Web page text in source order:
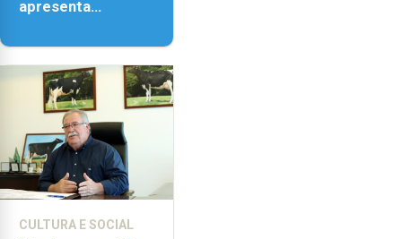
apresenta
Paisagem’
CULTURA E SOCIAL